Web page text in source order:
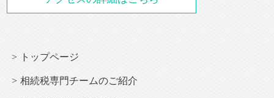
トップページ
相続税専門チームのご紹介